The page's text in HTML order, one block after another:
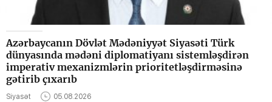
Azərbaycanın Dövlət Mədəniyyət Siyasəti Türk
dünyasında mədəni diplomatiyanı sistemləşdirən
imperativ mexanizmlərin prioritetləşdirməsinə
gətirib çıxarıb
Siyasət 05.08.2026